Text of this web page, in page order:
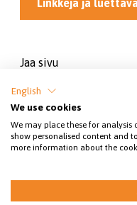
Linkkejä ja
Jaa sivu
English
We use cookies
We may place these for
show personalised content and
more information about the